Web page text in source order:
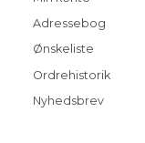
Adressebog
Ønskeliste
Ordrehistorik
Nyhedsbrev